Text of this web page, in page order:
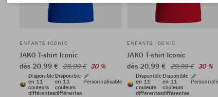
ENFANTS ICONIC
JAKO T-shirt Iconic
dès 20,99 € 29,99 € 30 %
Disponible
en 11
couleurs
différentes
Disponible
en 11
couleurs
différentes
Personnalisable
ENFANTS ICONIC
JAKO T-shirt Iconic
dès 20,99 € 29,99 € 30 %
Disponible
en 11
couleurs
différentes
Disponible
en 11
couleurs
différentes